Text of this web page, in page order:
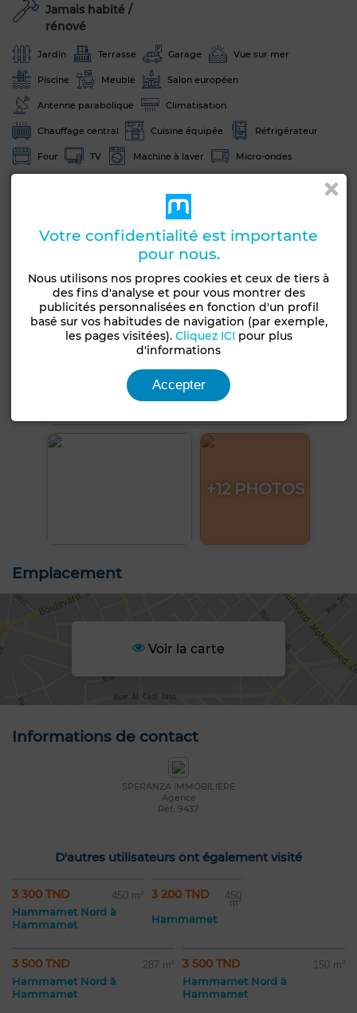
Jamais habité /
rénové
Jardin Terrasse Garage Vue sur mer
Piscine Meublé Salon européen
Antenne parabolique Climatisation
Chauffage central Cuisine équipée Réfrigérateur
Four TV Machine à laver Micro-ondes
+12 PHOTOS
Emplacement
Voir la carte
Informations de contact
SPERANZA IMMOBILIERE
Agence
Réf: 9437
D'autres utilisateurs ont également visité
3 300 TND 450 m²
Hammamet Nord à
Hammamet
3 200 TND 450
m²
Hammamet
3 500 TND 287 m²
Hammamet Nord à
Hammamet
3 500 TND 150 m²
Hammamet Nord à
Hammamet
Votre confidentialité est importante
pour nous.
Nous utilisons nos propres cookies et ceux de tiers à
des fins d'analyse et pour vous montrer des
publicités personnalisées en fonction d'un profil
basé sur vos habitudes de navigation (par exemple,
les pages visitées). Cliquez ICI pour plus
d'informations
Accepter